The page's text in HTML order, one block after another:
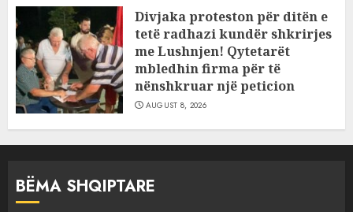
Divjaka proteston për ditën e
tetë radhazi kundër shkrirjes
me Lushnjen! Qytetarët
mbledhin firma për të
nënshkruar një peticion
AUGUST 8, 2026
BËMA SHQIPTARE